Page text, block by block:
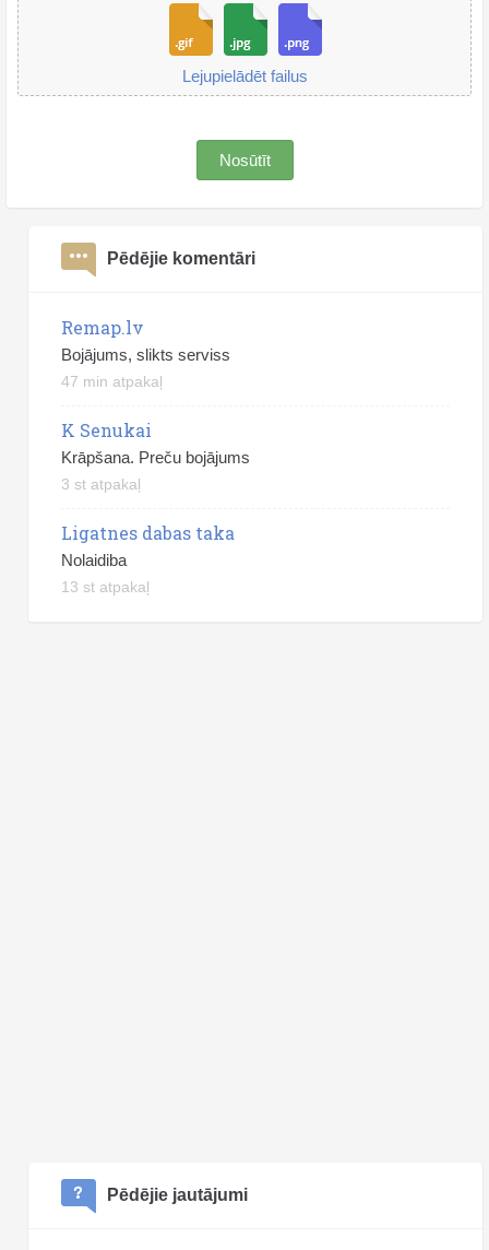
Lejupielādēt failus
Nosūtīt
Pēdējie komentāri
Remap.lv
Bojājums, slikts serviss
47 min atpakaļ
K Senukai
Krāpšana. Preču bojājums
3 st atpakaļ
Ligatnes dabas taka
Nolaidiba
13 st atpakaļ
Pēdējie jautājumi